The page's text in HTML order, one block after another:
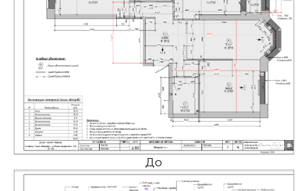
Интерьер квартиры объединен
общей дизайнерской концепцией,
основанной на сочетании
функциональности, современной
эстетики и индивидуального